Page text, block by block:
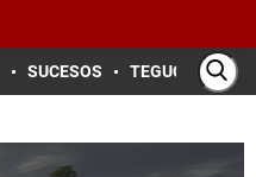
SUCESOS TEGUCIGALPA